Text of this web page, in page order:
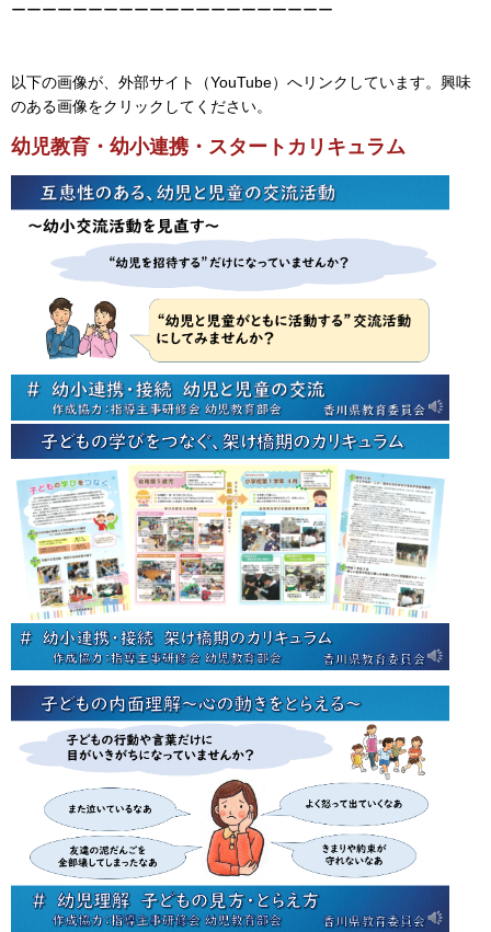
ーーーーーーーーーーーーーーーーーーーーー
以下の画像が、外部サイト（YouTube）へリンクしています。興味
のある画像をクリックしてください。
幼児教育・幼小連携・スタートカリキュラム